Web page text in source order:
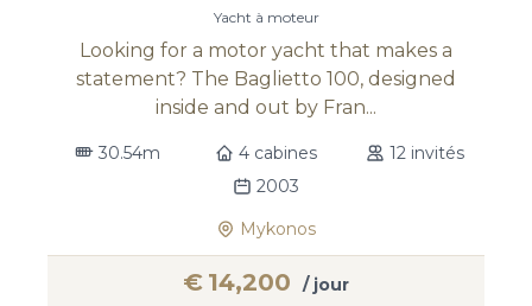
Yacht à moteur
Looking for a motor yacht that makes a
statement? The Baglietto 100, designed
inside and out by Fran...
30.54m 4 cabines
12 invités
2003
Mykonos
€ 14,200 / jour